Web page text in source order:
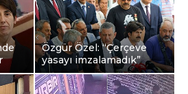
Özgür Özel: “Çerçeve
yasayı imzalamadık”